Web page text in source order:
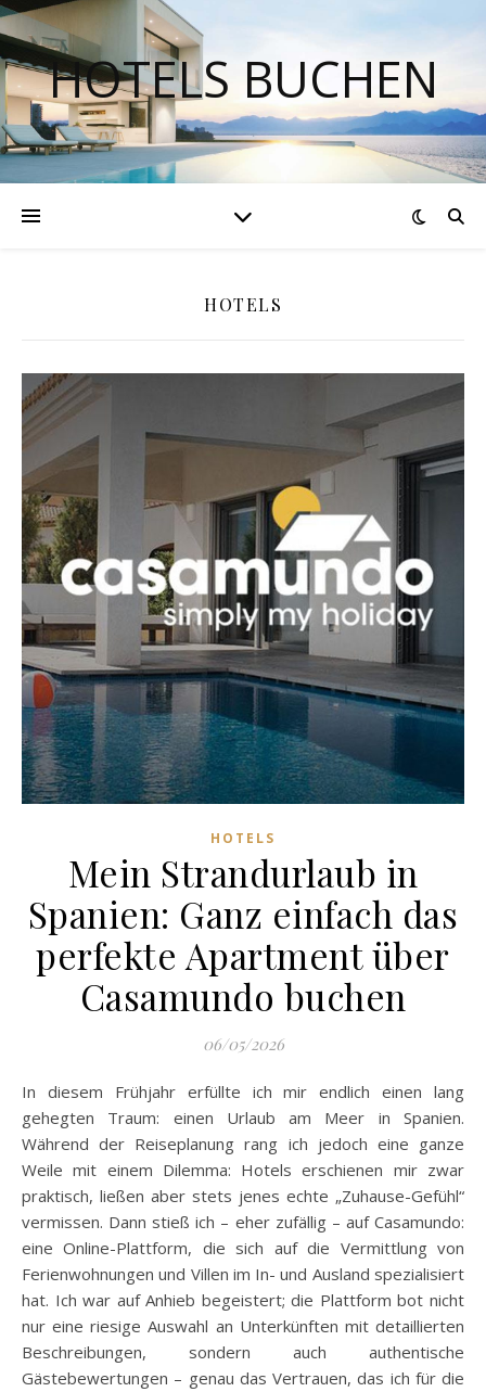
HOTELS BUCHEN
HOTELS
HOTELS
Mein Strandurlaub in
Spanien: Ganz einfach das
perfekte Apartment über
Casamundo buchen
06/05/2026
In diesem Frühjahr erfüllte ich mir endlich einen lang
gehegten Traum: einen Urlaub am Meer in Spanien.
Während der Reiseplanung rang ich jedoch eine ganze
Weile mit einem Dilemma: Hotels erschienen mir zwar
praktisch, ließen aber stets jenes echte „Zuhause-Gefühl“
vermissen. Dann stieß ich – eher zufällig – auf Casamundo:
eine Online-Plattform, die sich auf die Vermittlung von
Ferienwohnungen und Villen im In- und Ausland spezialisiert
hat. Ich war auf Anhieb begeistert; die Plattform bot nicht
nur eine riesige Auswahl an Unterkünften mit detaillierten
Beschreibungen, sondern auch authentische
Gästebewertungen – genau das Vertrauen, das ich für die